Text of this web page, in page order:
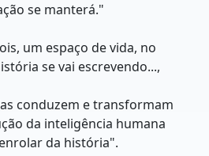
se manterá."
um espaço de vida, no
se vai escrevendo...,
conduzem e transformam
da inteligência humana
da história".